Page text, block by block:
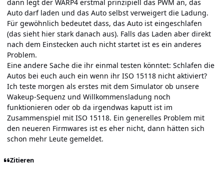
dann legt der WARP4 erstmal prinzipiell das PWM an, das
Auto darf laden und das Auto selbst verweigert die Ladung.
Für gewöhnlich bedeutet dass, das Auto ist eingeschlafen
(das sieht hier stark danach aus). Falls das Laden aber direkt
nach dem Einstecken auch nicht startet ist es ein anderes
Problem.
Eine andere Sache die ihr einmal testen könntet: Schlafen die
Autos bei euch auch ein wenn ihr ISO 15118 nicht aktiviert?
Ich teste morgen als erstes mit dem Simulator ob unsere
Wakeup-Sequenz und Willkommensladung noch
funktionieren oder ob da irgendwas kaputt ist im
Zusammenspiel mit ISO 15118. Ein generelles Problem mit
den neueren Firmwares ist es eher nicht, dann hätten sich
schon mehr Leute gemeldet.
Zitieren